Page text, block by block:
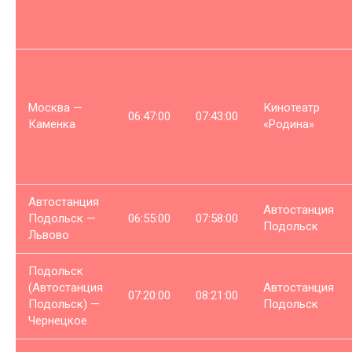
Москва —
Каменка
06:47:00 07:43:00
Кинотеатр
«Родина»
Автостанция
Подольск —
Львово
06:55:00 07:58:00
Автостанция
Подольск
Подольск
(Автостанция
Подольск) —
Чернецкое
07:20:00 08:21:00
Автостанция
Подольск